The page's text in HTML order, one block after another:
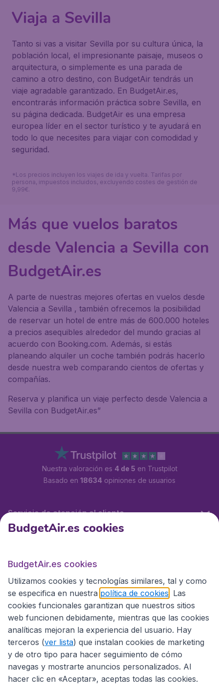
Viaja a Sevilla
Tanto si vas a visitar Sevilla por su cultura única, la
población local, el impresionante paisaje, museos o
arquitectura, o simplemente es una parada de
camino a otro destino, con BudgetAir tendrás un
viaje agradable garantizado. En BudgetAir.es,
encontrarás información práctica sobre Sevilla, en
su página dedicada. BudgetAir es una empresa
europea líder en el sector turístico y te ayudará en
todo lo que necesites para viajar con comodidad y
seguridad.
*Los precios incluyen los viajes de ida y vuelta. Tarifas por
persona, impuestos incluidos, excluyendo costes de gestión de
9,99€.
Más que vuelos baratos
desde Valencia a Sevilla con
BudgetAir.es
A parte de nuestras mejores ofertas en vuelos desde
Valencia a Sevilla , también ofrecemos la posibilidad
de reservar un hotel de entre más de 600.000 hoteles
a precios asequibles alrededor del mundo gracias al
acuerdo con Booking.com. Además, si estás
planeando alquiler un coche también podrás hacerlo
desde nuestra web comparando cientos de ofertas y
compañías.
Reserva y planifica un viaje perfecto desde Valencia a
Sevilla con BudgetAir.es”
Nuestra valoración es 4 de 5 en Trustpilot
Basado en 18634 opiniones de usuarios
Servicio de atención al cliente
Sitios internacionales
BudgetAir.es cookies
BudgetAir.es cookies
Utilizamos cookies y tecnologías similares, tal y como
se especifica en nuestra política de cookies . Las
cookies funcionales garantizan que nuestros sitios
web funcionen debidamente, mientras que las cookies
analíticas mejoran la experiencia del usuario. Hay
terceros (ver lista) que instalan cookies de marketing
y de otro tipo para hacer seguimiento de cómo
navegas y mostrarte anuncios personalizados. Al
hacer clic en «Aceptar», aceptas todas las cookies.